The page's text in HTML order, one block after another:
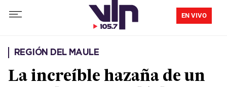
EN VIVO
REGIÓN DEL MAULE
La increíble hazaña de un